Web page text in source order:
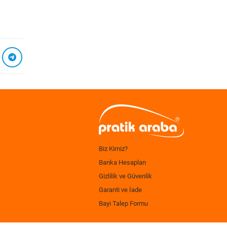
Biz Kimiz?
Banka Hesapları
Gizlilik ve Güvenlik
Garanti ve İade
Bayi Talep Formu